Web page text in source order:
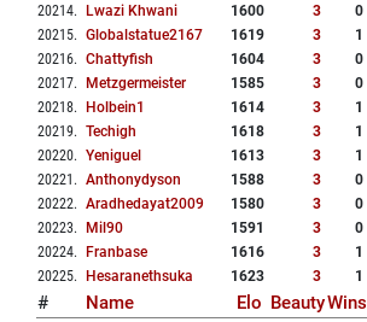
20214. Lwazi Khwani 1600 3
0
20215. Globalstatue2167 1619 3
1
20216. Chattyfish 1604 3
0
20217. Metzgermeister 1585 3
0
20218. Holbein1 1614 3
1
20219. Techigh 1618 3
1
20220. Yeniguel 1613 3
1
20221 . Anthonydyson 1588 3
0
20222. Aradhedayat2009 1580 3
0
20223. Mil90 1591 3
0
20224. Franbase 1616 3
1
20225. Hesaranethsuka 1623 3 1
# Name Elo BeautyWins